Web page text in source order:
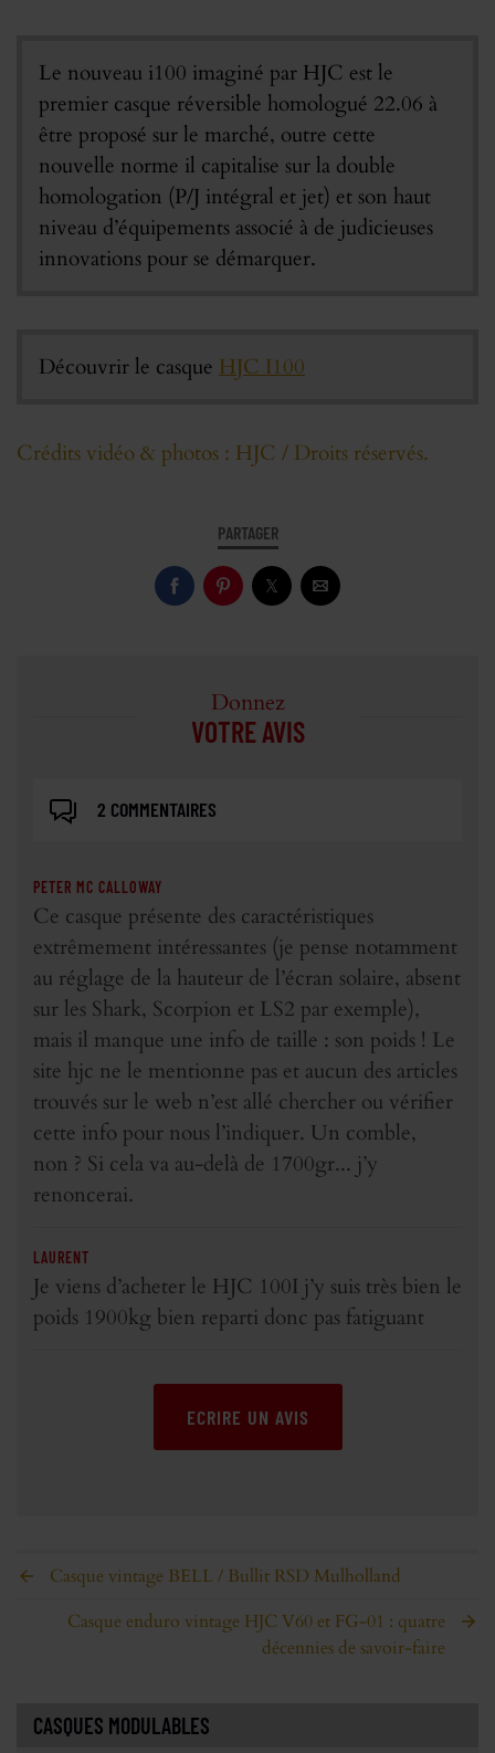
Le nouveau i100 imaginé par HJC est le
premier casque réversible homologué 22.06 à
être proposé sur le marché, outre cette
nouvelle norme il capitalise sur la double
homologation (P/J intégral et jet) et son haut
niveau d’équipements associé à de judicieuses
innovations pour se démarquer.
Découvrir le casque HJC I100
Crédits vidéo & photos : HJC / Droits réservés.
PARTAGER
Donnez
VOTRE AVIS
2 COMMENTAIRES
PETER MC CALLOWAY
Ce casque présente des caractéristiques
extrêmement intéressantes (je pense notamment
au réglage de la hauteur de l’écran solaire, absent
sur les Shark, Scorpion et LS2 par exemple),
mais il manque une info de taille : son poids ! Le
site hjc ne le mentionne pas et aucun des articles
trouvés sur le web n’est allé chercher ou vérifier
cette info pour nous l’indiquer. Un comble,
non ? Si cela va au-delà de 1700gr... j’y
renoncerai.
LAURENT
Je viens d’acheter le HJC 100I j’y suis très bien le
poids 1900kg bien reparti donc pas fatiguant
ECRIRE UN AVIS
Casque vintage BELL / Bullit RSD Mulholland
Casque enduro vintage HJC V60 et FG-01 : quatre
décennies de savoir-faire
CASQUES MODULABLES